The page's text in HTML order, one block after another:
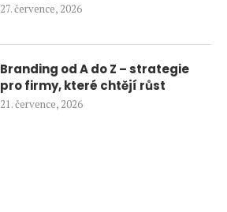
27. července, 2026
Branding od A do Z – strategie
pro firmy, které chtějí růst
21. července, 2026